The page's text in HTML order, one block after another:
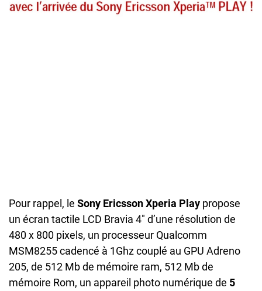
Pour rappel, le Sony Ericsson Xperia Play propose
un écran tactile LCD Bravia 4″ d’une résolution de
480 x 800 pixels, un processeur Qualcomm
MSM8255 cadencé à 1Ghz couplé au GPU Adreno
205, de 512 Mb de mémoire ram, 512 Mb de
mémoire Rom, un appareil photo numérique de 5